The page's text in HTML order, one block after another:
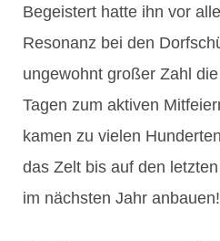
Begeistert hatte ihn vor
Resonanz bei den
ungewohnt großer Zahl
Tagen zum aktiven
kamen zu vielen
das Zelt bis auf den
im nächsten Jahr